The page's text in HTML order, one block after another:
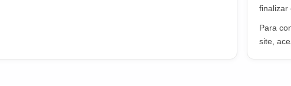
finalizar
Para
site,